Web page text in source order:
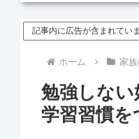
記事内に広告が含まれていま
ホーム 家族
勉強しな
学習習慣を